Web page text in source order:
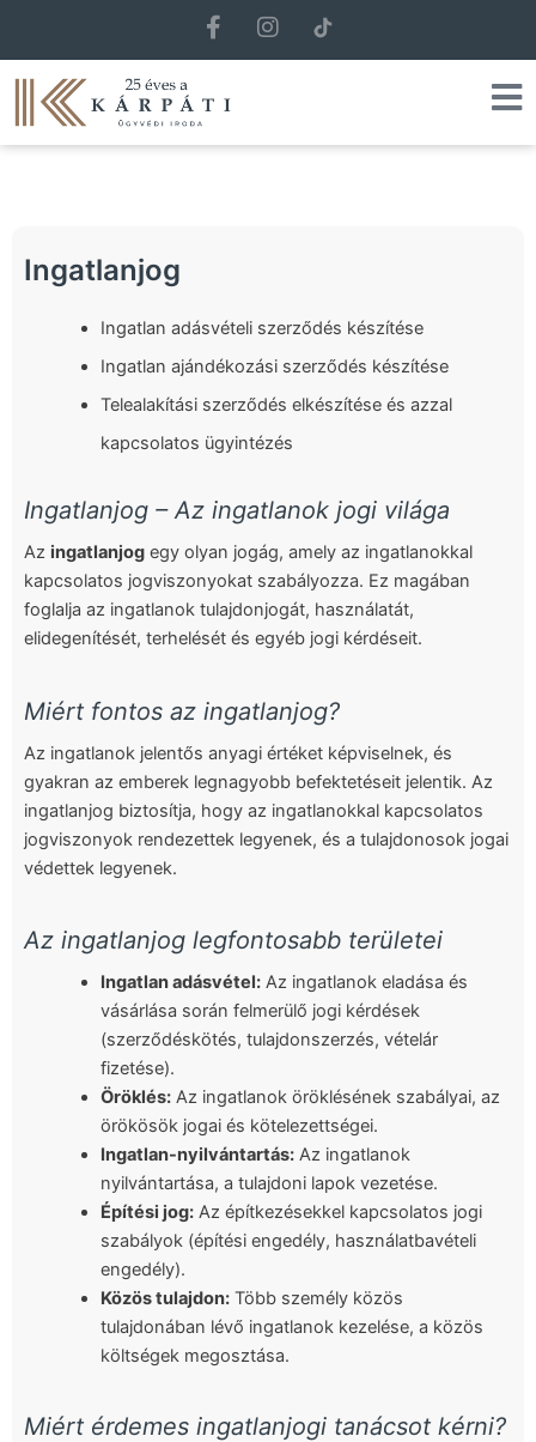
F
e
o
I
g
Ingatlanjog
Ingatlan adásvételi szerződés készítése
Ingatlan ajándékozási szerződés készítése
Telealakítási szerződés elkészítése és azzal
kapcsolatos ügyintézés
Ingatlanjog – Az ingatlanok jogi világa
Az ingatlanjog egy olyan jogág, amely az ingatlanokkal
kapcsolatos jogviszonyokat szabályozza. Ez magában
foglalja az ingatlanok tulajdonjogát, használatát,
elidegenítését, terhelését és egyéb jogi kérdéseit.
Miért fontos az ingatlanjog?
Az ingatlanok jelentős anyagi értéket képviselnek, és
gyakran az emberek legnagyobb befektetéseit jelentik. Az
ingatlanjog biztosítja, hogy az ingatlanokkal kapcsolatos
jogviszonyok rendezettek legyenek, és a tulajdonosok jogai
védettek legyenek.
Az ingatlanjog legfontosabb területei
Ingatlan adásvétel:Az ingatlanok eladása és
vásárlása során felmerülő jogi kérdések
(szerződéskötés, tulajdonszerzés, vételár
fizetése).
Öröklés:Az ingatlanok öröklésének szabályai, az
örökösök jogai és kötelezettségei.
Ingatlan-nyilvántartás:Az ingatlanok
nyilvántartása, a tulajdoni lapok vezetése.
Építési jog:Az építkezésekkel kapcsolatos jogi
szabályok (építési engedély, használatbavételi
engedély).
Közös tulajdon:Több személy közös
tulajdonában lévő ingatlanok kezelése, a közös
költségek megosztása.
Miért érdemes ingatlanjogi tanácsot kérni?